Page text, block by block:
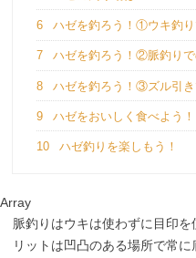
6 ハゼを釣ろう！①ウキ釣
7 ハゼを釣ろう！②脈釣り
8 ハゼを釣ろう！③ズル引
9 ハゼをおいしく食べよう！
10 ハゼ釣りを楽しもう！
Array
脈釣りはウキは使わずに目印
リットは凹凸のある場所で常